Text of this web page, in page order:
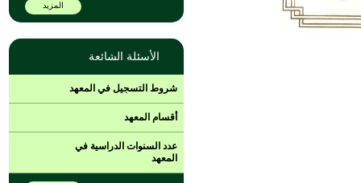
المزيد
الأسئلة الشائعة
شروط التسجيل في المعهد
أقسام المعهد
عدد السنوات الدراسية في
المعهد